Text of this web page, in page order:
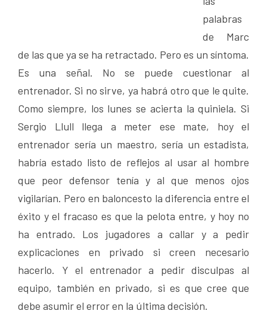
palabras
de Marc
de las que ya se ha retractado. Pero es un síntoma.
Es una señal. No se puede cuestionar al
entrenador. Si no sirve, ya habrá otro que le quite.
Como siempre, los lunes se acierta la quiniela. Si
Sergio Llull llega a meter ese mate, hoy el
entrenador sería un maestro, sería un estadista,
habría estado listo de reflejos al usar al hombre
que peor defensor tenía y al que menos ojos
vigilarían. Pero en baloncesto la diferencia entre el
éxito y el fracaso es que la pelota entre, y hoy no
ha entrado. Los jugadores a callar y a pedir
explicaciones en privado si creen necesario
hacerlo. Y el entrenador a pedir disculpas al
equipo, también en privado, si es que cree que
debe asumir el error en la última decisión.